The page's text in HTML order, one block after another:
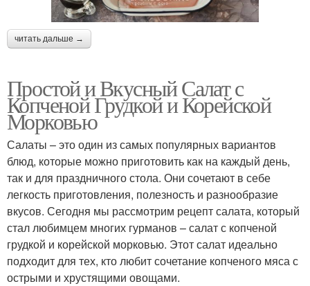
читать дальше →
Простой и Вкусный Салат с
Копченой Грудкой и Корейской
Морковью
Салаты – это один из самых популярных вариантов
блюд, которые можно приготовить как на каждый день,
так и для праздничного стола. Они сочетают в себе
легкость приготовления, полезность и разнообразие
вкусов. Сегодня мы рассмотрим рецепт салата, который
стал любимцем многих гурманов – салат с копченой
грудкой и корейской морковью. Этот салат идеально
подходит для тех, кто любит сочетание копченого мяса с
острыми и хрустящими овощами.